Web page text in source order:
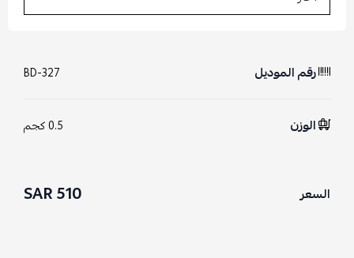
رقم الموديل BD-327
الوزن 0.5 كجم
السعر 510 SAR